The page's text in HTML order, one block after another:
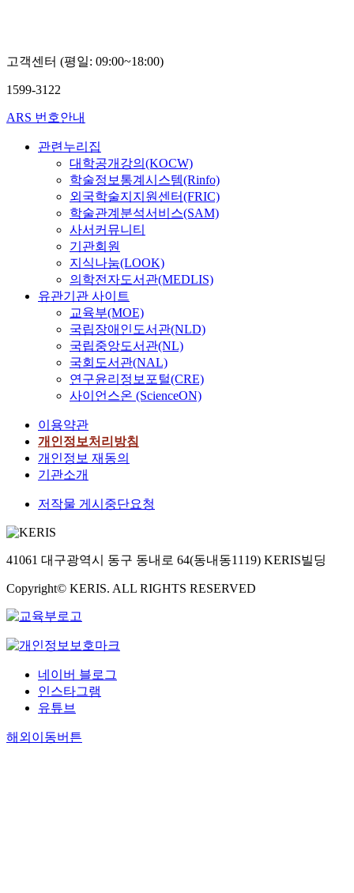
고객센터 (평일: 09:00~18:00)
1599-3122
ARS 번호안내
관련누리집
대학공개강의(KOCW)
학술정보통계시스템(Rinfo)
외국학술지지원센터(FRIC)
학술관계분석서비스(SAM)
사서커뮤니티
기관회원
지식나눔(LOOK)
의학전자도서관(MEDLIS)
유관기관 사이트
교육부(MOE)
국립장애인도서관(NLD)
국립중앙도서관(NL)
국회도서관(NAL)
연구윤리정보포털(CRE)
사이언스온 (ScienceON)
이용약관
개인정보처리방침
개인정보 재동의
기관소개
저작물 게시중단요청
41061 대구광역시 동구 동내로 64(동내동1119) KERIS빌딩
Copyright© KERIS. ALL RIGHTS RESERVED
네이버 블로그
인스타그램
유튜브
해외이동버튼